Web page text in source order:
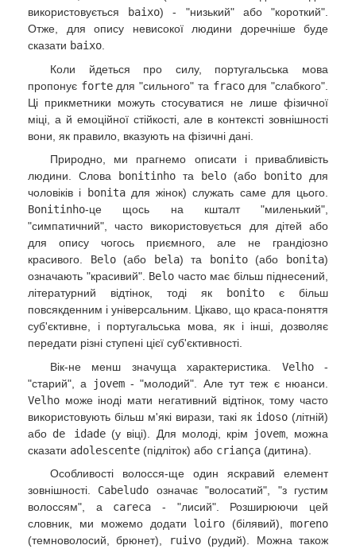
використовується
baixo) - "низький" або "короткий".
Отже, для опису невисокої людини доречніше буде
сказати baixo.
Коли йдеться про силу, португальська мова
пропонує forteдля "сильного" та fracoдля "слабкого".
Ці прикметники можуть стосуватися не лише фізичної
міці, а й емоційної стійкості, але в контексті зовнішності
вони, як правило, вказують на фізичні дані.
Природно, ми прагнемо описати і привабливість
людини. Слова
bonitinho та belo (або bonito для
чоловіків і
bonitaдля жінок) служать саме для цього.
Bonitinho-це щось на кшталт "миленький",
"симпатичний", часто використовується для дітей або
для опису чогось приємного, але не грандіозно
красивого. Belo(або bela) та bonito(або bonita)
означають "красивий". Belo часто має більш піднесений,
літературний відтінок, тоді як
bonito є більш
повсякденним і універсальним. Цікаво, що краса-поняття
суб'єктивне, і португальська мова, як і інші, дозволяє
передати різні ступені цієї суб'єктивності.
Вік-не менш значуща характеристика. Velho-
"старий", а
jovem- "молодий". Але тут теж є нюанси.
Velho може іноді мати негативний відтінок, тому часто
використовують більш м'які вирази, такі як idoso (літній)
або de idade (у віці). Для молоді, крім jovem, можна
сказати adolescente (підліток) або criança (дитина).
Особливості волосся-ще один яскравий елемент
зовнішності. Cabeludo означає "волосатий", "з густим
волоссям", а careca - "лисий". Розширюючи цей
словник, ми можемо додати loiro (білявий),moreno
(темноволосий, брюнет),
ruivo(рудий). Можна також